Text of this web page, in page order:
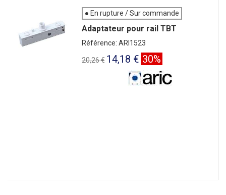
● En rupture / Sur commande
Adaptateur pour rail TBT
Référence: ARI1523
20,26 € 14,18 € 30%